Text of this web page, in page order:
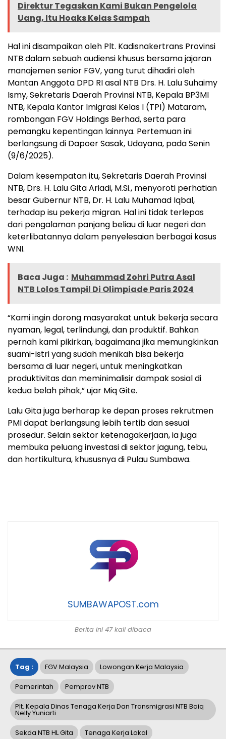
Direktur Tegaskan Kami Bukan Pengelola
Uang, Itu Hoaks Kelas Sampah
Hal ini disampaikan oleh Plt. Kadisnakertrans Provinsi
NTB dalam sebuah audiensi khusus bersama jajaran
manajemen senior FGV, yang turut dihadiri oleh
Mantan Anggota DPD RI asal NTB Drs. H. Lalu Suhaimy
Ismy, Sekretaris Daerah Provinsi NTB, Kepala BP3MI
NTB, Kepala Kantor Imigrasi Kelas I (TPI) Mataram,
rombongan FGV Holdings Berhad, serta para
pemangku kepentingan lainnya. Pertemuan ini
berlangsung di Dapoer Sasak, Udayana, pada Senin
(9/6/2025).
Dalam kesempatan itu, Sekretaris Daerah Provinsi
NTB, Drs. H. Lalu Gita Ariadi, M.Si., menyoroti perhatian
besar Gubernur NTB, Dr. H. Lalu Muhamad Iqbal,
terhadap isu pekerja migran. Hal ini tidak terlepas
dari pengalaman panjang beliau di luar negeri dan
keterlibatannya dalam penyelesaian berbagai kasus
WNI.
Baca Juga : Muhammad Zohri Putra Asal
NTB Lolos Tampil Di Olimpiade Paris 2024
“Kami ingin dorong masyarakat untuk bekerja secara
nyaman, legal, terlindungi, dan produktif. Bahkan
pernah kami pikirkan, bagaimana jika memungkinkan
suami-istri yang sudah menikah bisa bekerja
bersama di luar negeri, untuk meningkatkan
produktivitas dan meminimalisir dampak sosial di
kedua belah pihak,” ujar Miq Gite.
Lalu Gita juga berharap ke depan proses rekrutmen
PMI dapat berlangsung lebih tertib dan sesuai
prosedur. Selain sektor ketenagakerjaan, ia juga
membuka peluang investasi di sektor jagung, tebu,
dan hortikultura, khususnya di Pulau Sumbawa.
SUMBAWAPOST.com
Berita ini 47 kali dibaca
Tag : FGV Malaysia Lowongan Kerja Malaysia
Pemerintah Pemprov NTB
Plt. Kepala Dinas Tenaga Kerja Dan Transmigrasi NTB Baiq
Nelly Yuniarti
Sekda NTB HL Gita Tenaga Kerja Lokal